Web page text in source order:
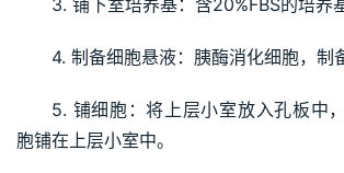
3. 铺下室培养基：含20%FBS的培养基
4. 制备细胞悬液：胰酶消化细胞，制
5. 铺细胞：将上层小室放入孔板中
胞铺在上层小室中。